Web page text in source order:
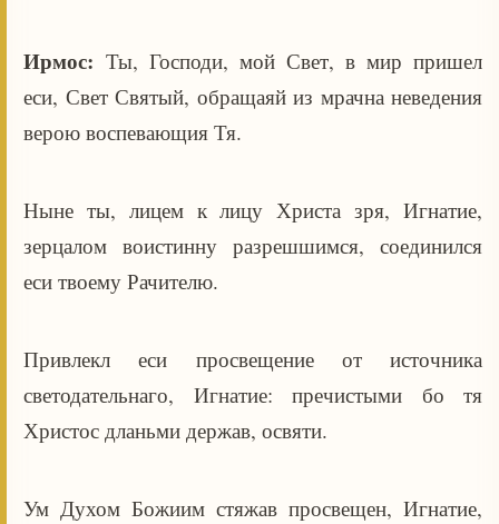
Ирмос: Ты, Господи, мой Свет, в мир пришел
еси, Свет Святый, обращаяй из мрачна неведения
верою воспевающия Тя.
Ныне ты, лицем к лицу Христа зря, Игнатие,
зерцалом воистинну разрешшимся, соединился
еси твоему Рачителю.
Привлекл еси просвещение от источника
светодательнаго, Игнатие: пречистыми бо тя
Христос дланьми держав, освяти.
Ум Духом Божиим стяжав просвещен, Игнатие,